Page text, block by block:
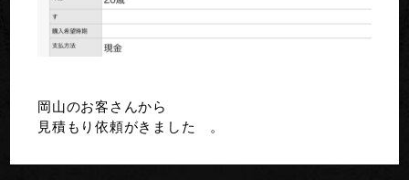
岡山のお客さんから
見積もり依頼がきました 。